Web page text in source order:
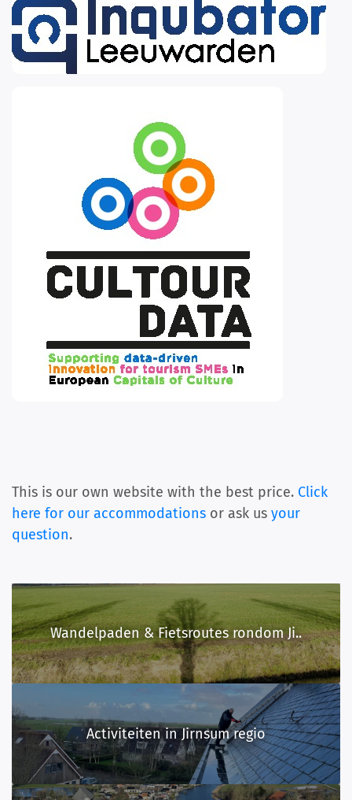
This is our own website with the best price. Click
here for our accommodations or ask us your
question.
Wandelpaden & Fietsroutes rondom Ji..
Activiteiten in Jirnsum regio